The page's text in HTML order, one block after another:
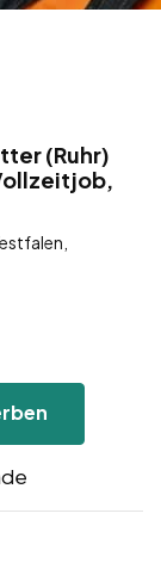
(Ruhr)